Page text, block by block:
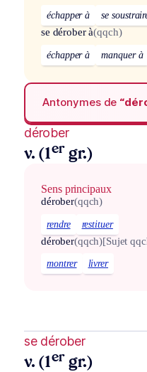
échapper à se
se dérober à(qqch)
échapper à manquer à
Antonymes de
dérober
v. (1er gr.)
Sens principaux
dérober(qqch)
rendre restituer
dérober(qqch)[Sujet
montrer livrer
se dérober
v. (1er gr.)